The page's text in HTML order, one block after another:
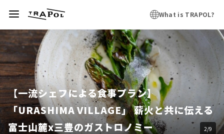
What is TRAPOL?
【一流シェフによる食事プラン】
「URASHIMA VILLAGE」 薪火と共に伝える
富士山麓x三豊のガストロノミー
2/9